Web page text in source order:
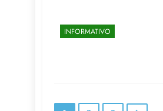
INFORMATIVO